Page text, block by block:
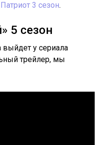
Патриот 3 сезон.
5 сезон
выйдет у сериала
трейлер, мы